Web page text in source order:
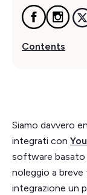
Contents
Siamo davvero
integrati con
software basato
noleggio a
integrazione un